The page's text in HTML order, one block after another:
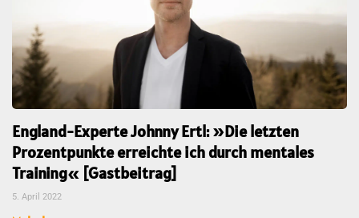
England-Experte Johnny Ertl: »Die letzten
Prozentpunkte erreichte ich durch mentales
Training« [Gastbeitrag]
5. April 2022